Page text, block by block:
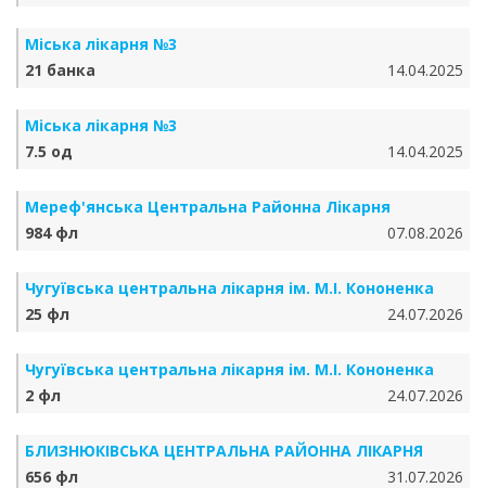
Міська лікарня №3
21 банка
14.04.2025
Міська лікарня №3
7.5 од
14.04.2025
Мереф'янська Центральна Районна Лікарня
984 фл
07.08.2026
Чугуївська центральна лікарня ім. М.І. Кононенка
25 фл
24.07.2026
Чугуївська центральна лікарня ім. М.І. Кононенка
2 фл
24.07.2026
БЛИЗНЮКІВСЬКА ЦЕНТРАЛЬНА РАЙОННА ЛІКАРНЯ
656 фл
31.07.2026